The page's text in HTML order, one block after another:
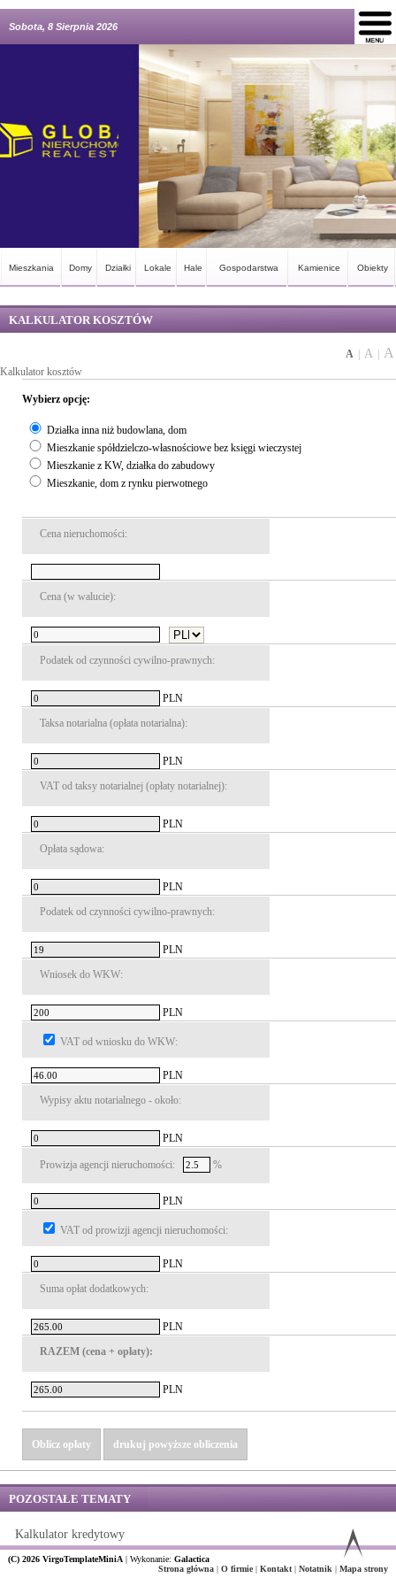
Sobota, 8 Sierpnia 2026
Mieszkania Domy Działki Lokale Hale Gospodarstwa Kamienice Obiekty
KALKULATOR KOSZTÓW
A A A
Kalkulator kosztów
Wybierz opcję:
Działka inna niż budowlana, dom
Mieszkanie spółdzielczo-własnościowe bez księgi wieczystej
Mieszkanie z KW, działka do zabudowy
Mieszkanie, dom z rynku pierwotnego
Cena nieruchomości:
Cena (w walucie):
Podatek od czynności cywilno-prawnych:
PLN
Taksa notarialna (opłata notarialna):
PLN
VAT od taksy notarialnej (opłaty notarialnej):
PLN
Opłata sądowa:
PLN
Podatek od czynności cywilno-prawnych:
PLN
Wniosek do WKW:
PLN
VAT od wniosku do WKW:
PLN
Wypisy aktu notarialnego - około:
PLN
Prowizja agencji nieruchomości: %
PLN
VAT od prowizji agencji nieruchomości:
PLN
Suma opłat dodatkowych:
PLN
RAZEM (cena + opłaty):
PLN
Oblicz opłaty drukuj powyższe obliczenia
POZOSTAŁE TEMATY
Kalkulator kredytowy
(C) 2026 VirgoTemplateMiniA| Wykonanie: Galactica
Strona główna|O firmie|Kontakt|Notatnik|Mapa strony